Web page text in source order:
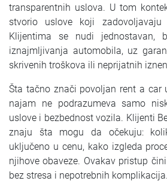
transparentnih uslova. U tom
stvorio uslove koji zadovoljavaju
Klijentima se nudi jednostavan,
iznajmljivanja automobila, uz
skrivenih troškova ili neprijatnih
Šta tačno znači povoljan rent a car
najam ne podrazumeva samo
uslove i bezbednost vozila. Klijenti
znaju šta mogu da očekuju:
uključeno u cenu, kako izgleda
njihove obaveze. Ovakav pristup
bez stresa i nepotrebnih komplikacija.